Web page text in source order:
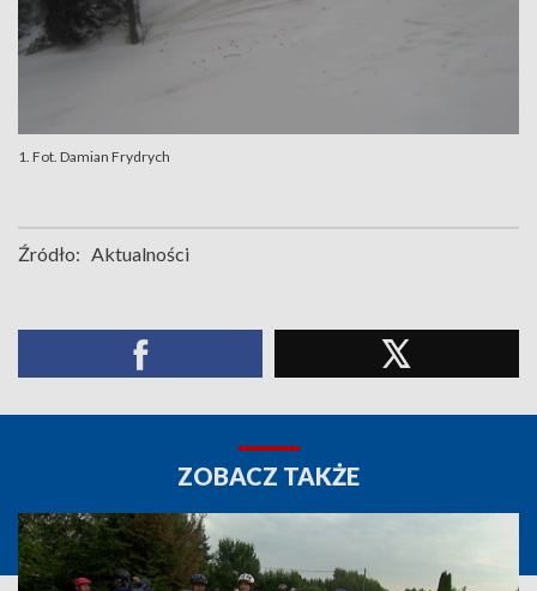
1. Fot. Damian Frydrych
Źródło: Aktualności
ZOBACZ TAKŻE